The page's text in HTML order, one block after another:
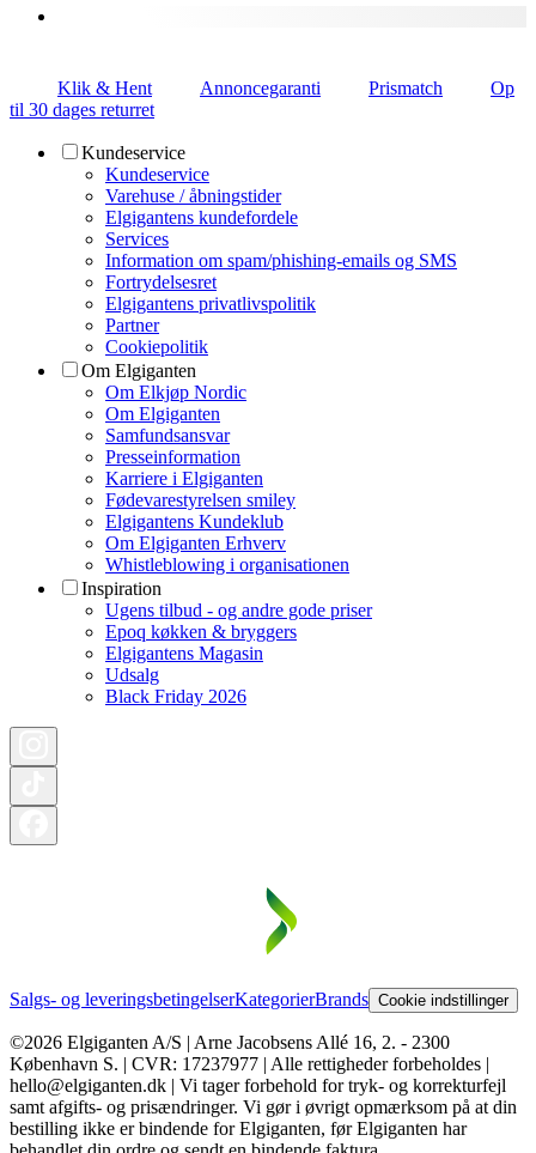
Klik & Hent Annoncegaranti Prismatch
Op
til 30 dages returret
Kundeservice
Kundeservice
Varehuse / åbningstider
Elgigantens kundefordele
Services
Information om spam/phishing-emails og SMS
Fortrydelsesret
Elgigantens privatlivspolitik
Partner
Cookiepolitik
Om Elgiganten
Om Elkjøp Nordic
Om Elgiganten
Samfundsansvar
Presseinformation
Karriere i Elgiganten
Fødevarestyrelsen smiley
Elgigantens Kundeklub
Om Elgiganten Erhverv
Whistleblowing i organisationen
Inspiration
Ugens tilbud - og andre gode priser
Epoq køkken & bryggers
Elgigantens Magasin
Udsalg
Black Friday 2026
Salgs- og leveringsbetingelserKategorierBrands Cookie indstillinger
©2026 Elgiganten A/S | Arne Jacobsens Allé 16, 2. - 2300
København S. | CVR: 17237977 | Alle rettigheder forbeholdes |
hello@elgiganten.dk | Vi tager forbehold for tryk- og korrekturfejl
samt afgifts- og prisændringer. Vi gør i øvrigt opmærksom på at din
bestilling ikke er bindende for Elgiganten, før Elgiganten har